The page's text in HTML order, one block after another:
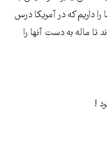
داریم که در آمریکا درس
تا ماله به دست آنها را
!